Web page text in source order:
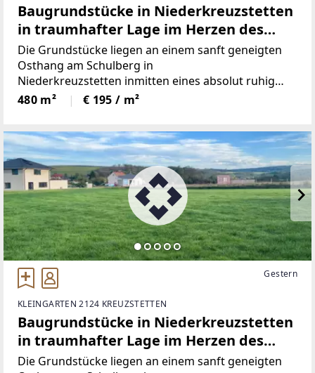
Baugrundstücke in Niederkreuzstetten
in traumhafter Lage im Herzen des
Weinviertels
Die Grundstücke liegen an einem sanft geneigten
Osthang am Schulberg in
Niederkreuzstetten inmitten eines absolut ruhig
gelegenen Siedlungsgebietes und sind von Feldern
umgeben.Für die Grundstücke liegt bereits ein
480 m² € 195 / m²
Gestern
KLEINGARTEN 2124 KREUZSTETTEN
Baugrundstücke in Niederkreuzstetten
in traumhafter Lage im Herzen des
Weinviertels
Die Grundstücke liegen an einem sanft geneigten